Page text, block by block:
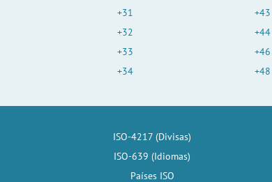
+31
+32
+33
+34
+43
+44
+46
+48
ISO-4217 (Divisas)
ISO-639 (Idiomas)
Países ISO